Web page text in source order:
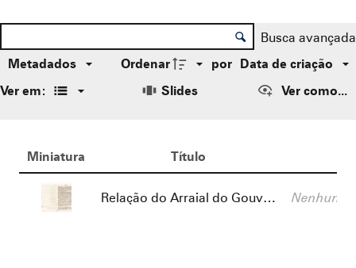
Controle de ordenação e visualização Busca avançada
Metadados Ordenar por Data de criação
Ver em:
Slides Ver como...
Resultados da lista de itens
Miniatura Título
Título:
Relação do Arraial do Gouveia Descrição:
Nenhum